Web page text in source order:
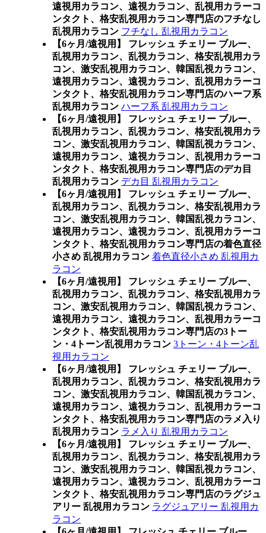
遠視用カラコン、遠視カラコン、乱視用カラーコ
ンタクト、格安乱視用カラコン専門店のフチなし
乱視用カラコン フチなし 乱視用カラコン
【6ヶ月/遠視用】 フレッシュ チェリー ブルー、
乱視用カラコン、乱視カラコン、格安乱視用カラ
コン、激安乱視用カラコン、韓国乱視カラコン、
遠視用カラコン、遠視カラコン、乱視用カラーコ
ンタクト、格安乱視用カラコン専門店のハーフ系
乱視用カラコン ハーフ系 乱視用カラコン
【6ヶ月/遠視用】 フレッシュ チェリー ブルー、
乱視用カラコン、乱視カラコン、格安乱視用カラ
コン、激安乱視用カラコン、韓国乱視カラコン、
遠視用カラコン、遠視カラコン、乱視用カラーコ
ンタクト、格安乱視用カラコン専門店のデカ目
乱視用カラコン デカ目 乱視用カラコン
【6ヶ月/遠視用】 フレッシュ チェリー ブルー、
乱視用カラコン、乱視カラコン、格安乱視用カラ
コン、激安乱視用カラコン、韓国乱視カラコン、
遠視用カラコン、遠視カラコン、乱視用カラーコ
ンタクト、格安乱視用カラコン専門店の着色直径
小さめ 乱視用カラコン 着色直径小さめ 乱視用カ
ラコン
【6ヶ月/遠視用】 フレッシュ チェリー ブルー、
乱視用カラコン、乱視カラコン、格安乱視用カラ
コン、激安乱視用カラコン、韓国乱視カラコン、
遠視用カラコン、遠視カラコン、乱視用カラーコ
ンタクト、格安乱視用カラコン専門店の3トー
ン・4トーン乱視用カラコン 3トーン・4トーン乱
視用カラコン
【6ヶ月/遠視用】 フレッシュ チェリー ブルー、
乱視用カラコン、乱視カラコン、格安乱視用カラ
コン、激安乱視用カラコン、韓国乱視カラコン、
遠視用カラコン、遠視カラコン、乱視用カラーコ
ンタクト、格安乱視用カラコン専門店のラメ入り
乱視用カラコン ラメ入り 乱視用カラコン
【6ヶ月/遠視用】 フレッシュ チェリー ブルー、
乱視用カラコン、乱視カラコン、格安乱視用カラ
コン、激安乱視用カラコン、韓国乱視カラコン、
遠視用カラコン、遠視カラコン、乱視用カラーコ
ンタクト、格安乱視用カラコン専門店のラグジュ
アリー 乱視用カラコン ラグジュアリー 乱視用カ
ラコン